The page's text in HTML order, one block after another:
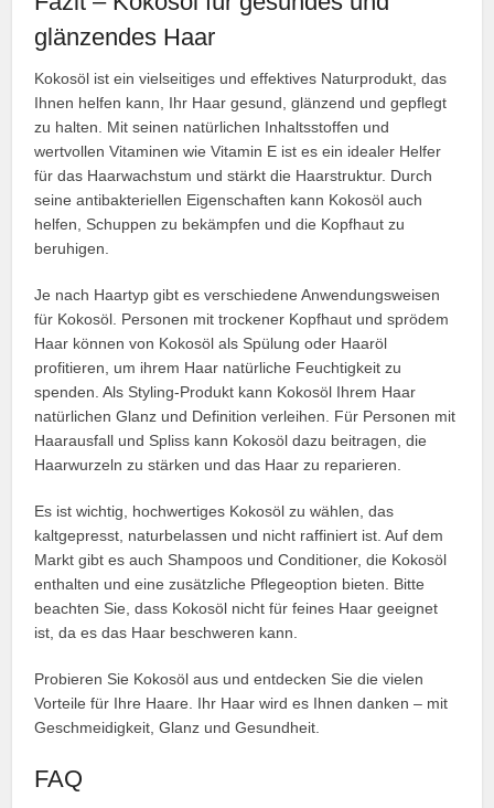
glänzendes Haar
Kokosöl ist ein vielseitiges und effektives Naturprodukt, das
Ihnen helfen kann, Ihr Haar gesund, glänzend und gepflegt
zu halten. Mit seinen natürlichen Inhaltsstoffen und
wertvollen Vitaminen wie Vitamin E ist es ein idealer Helfer
für das Haarwachstum und stärkt die Haarstruktur. Durch
seine antibakteriellen Eigenschaften kann Kokosöl auch
helfen, Schuppen zu bekämpfen und die Kopfhaut zu
beruhigen.
Je nach Haartyp gibt es verschiedene Anwendungsweisen
für Kokosöl. Personen mit trockener Kopfhaut und sprödem
Haar können von Kokosöl als Spülung oder Haaröl
profitieren, um ihrem Haar natürliche Feuchtigkeit zu
spenden. Als Styling-Produkt kann Kokosöl Ihrem Haar
natürlichen Glanz und Definition verleihen. Für Personen mit
Haarausfall und Spliss kann Kokosöl dazu beitragen, die
Haarwurzeln zu stärken und das Haar zu reparieren.
Es ist wichtig, hochwertiges Kokosöl zu wählen, das
kaltgepresst, naturbelassen und nicht raffiniert ist. Auf dem
Markt gibt es auch Shampoos und Conditioner, die Kokosöl
enthalten und eine zusätzliche Pflegeoption bieten. Bitte
beachten Sie, dass Kokosöl nicht für feines Haar geeignet
ist, da es das Haar beschweren kann.
Probieren Sie Kokosöl aus und entdecken Sie die vielen
Vorteile für Ihre Haare. Ihr Haar wird es Ihnen danken – mit
Geschmeidigkeit, Glanz und Gesundheit.
FAQ